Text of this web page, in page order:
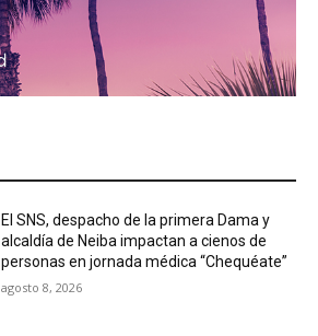
El SNS, despacho de la primera Dama y
alcaldía de Neiba impactan a cienos de
personas en jornada médica “Chequéate”
agosto 8, 2026